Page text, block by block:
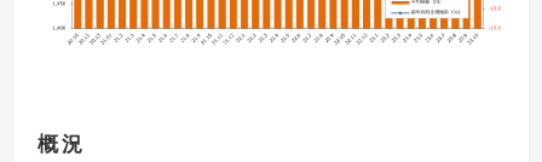
概況